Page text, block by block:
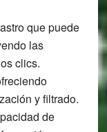
que puede
las
clics.
y filtrado.
de